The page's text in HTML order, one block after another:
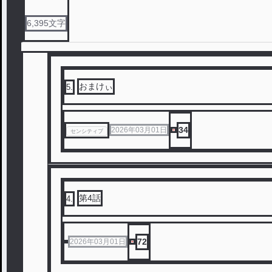
6,395文字
5 おまけぃ
センシティブ 2026年03月01日 34
4 第4話
2026年03月01日 72